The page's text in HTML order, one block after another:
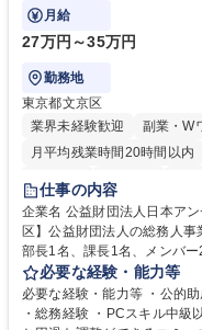
躍いただくことを期待しています。
月給
27万円～35万円
勤務地
東京都文京区
業界未経験歓迎
副業・W
月平均残業時間20時間以内
賞与あり
育休あり
食事補助あり
仕事の内容
企業名 公益財団法人日本アンチ・ドーピ
区】公益財団法人の総務人事業務／年間休
部長1名、課長1名、メンバ
当者として業務を覚えていた
ジションとして活躍いただくことを期
プの業務内容】 ・人事制度
必要な経験・能力等
必要な経験・能力等 ・公的
・総務経験 ・PCスキル中